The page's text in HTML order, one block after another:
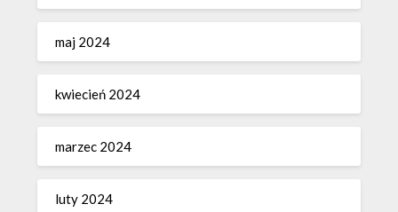
maj 2024
kwiecień 2024
marzec 2024
luty 2024